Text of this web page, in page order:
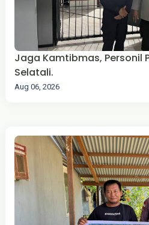
Jaga Kamtibmas, Personil
Selatali.
Aug 06, 2026